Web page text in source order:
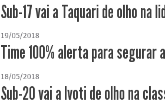
Sub-17 vai a Taquari de olho na
19/05/2018
Time 100% alerta para segurar
18/05/2018
Sub-20 vai a Ivoti de olho na